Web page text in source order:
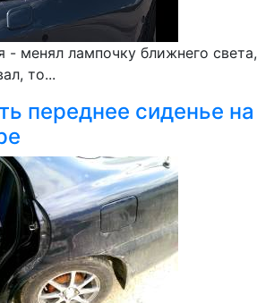
- менял лампочку ближнего света,
то...
переднее сиденье на